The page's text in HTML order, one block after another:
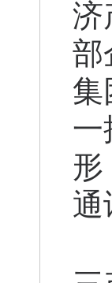
济
部
集
一
形
通